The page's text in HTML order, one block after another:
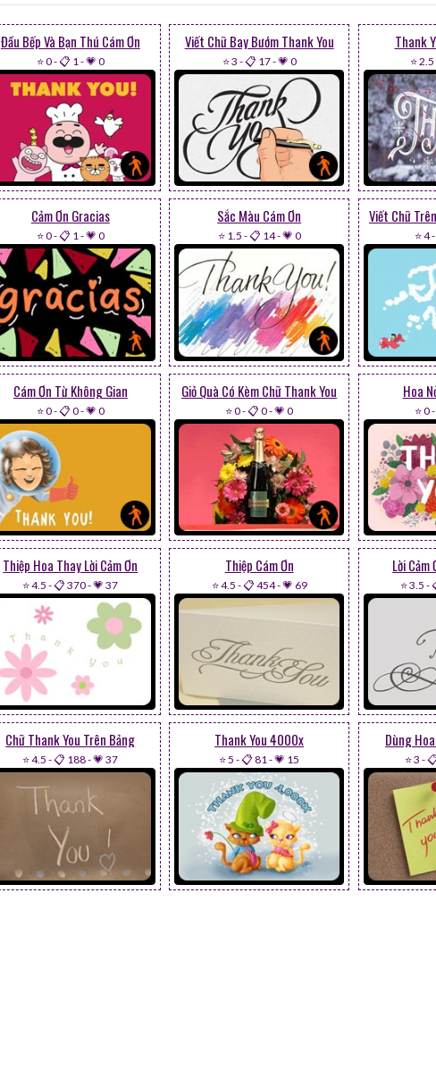
Đầu Bếp Và Bạn Thú Cám Ơn
⭐ 0-📋 1 -💗 0
Viết Chữ Bay Bướm Thank You
⭐ 3 -📋 17-💗 0
Thank
⭐ 2.5
Cảm Ơn Gracias
⭐ 0-📋 1-💗 0
Sắc Màu Cám Ơn
⭐ 1.5 -📋 14-💗 0
Viết Chữ
⭐ 4-
Cám Ơn Từ Không Gian
⭐ 0-📋 0-💗 0
Giỏ Quà Có Kèm Chữ Thank You
⭐ 0-📋 0-💗 0
Hoa
⭐ 0-
Thiệp Hoa Thay Lời Cảm Ơn
⭐ 4.5 -📋 370-💗 37
Thiệp Cám Ơn
⭐ 4.5 -📋 454-💗 69
Lời Cảm
⭐ 3.5 -
Chữ Thank You Trên Bảng
⭐ 4.5 -📋 188-💗 37
Thank You 4000x
⭐ 5 -📋 81-💗 15
Dùng
⭐ 3 -